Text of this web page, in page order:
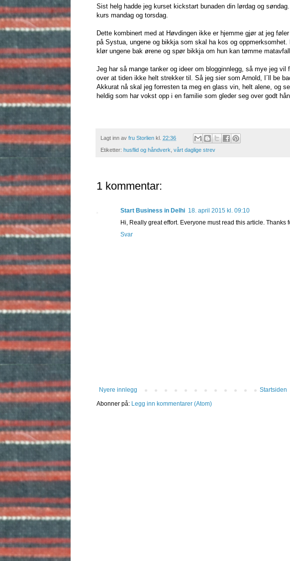
Sist helg hadde jeg kurset kickstart bunaden din lørdag og
kurs mandag og torsdag.
Dette kombinert med at Høvdingen ikke er hjemme gjør at jeg
på Systua, ungene og bikkja som skal ha kos og
klør ungene bak ørene og spør bikkja om hun kan tømme
Jeg har så mange tanker og ideer om blogginnlegg, så mye jeg
over at tiden ikke helt strekker til. Så jeg sier som Arnold, I´ll be
Akkurat nå skal jeg forresten ta meg en glass vin, helt alene, og
heldig som har vokst opp i en familie som gleder seg over godt
Lagt inn av fru Storlien kl. 22:36
Etiketter: husflid og håndverk vårt daglige strev
1 kommentar:
Start Business in Delhi 18. april 2015 kl. 09:10
Hi, Really great effort. Everyone must read this article. Thanks
Svar
Nyere innlegg
Startsiden
Abonner på: Legg inn kommentarer (Atom)